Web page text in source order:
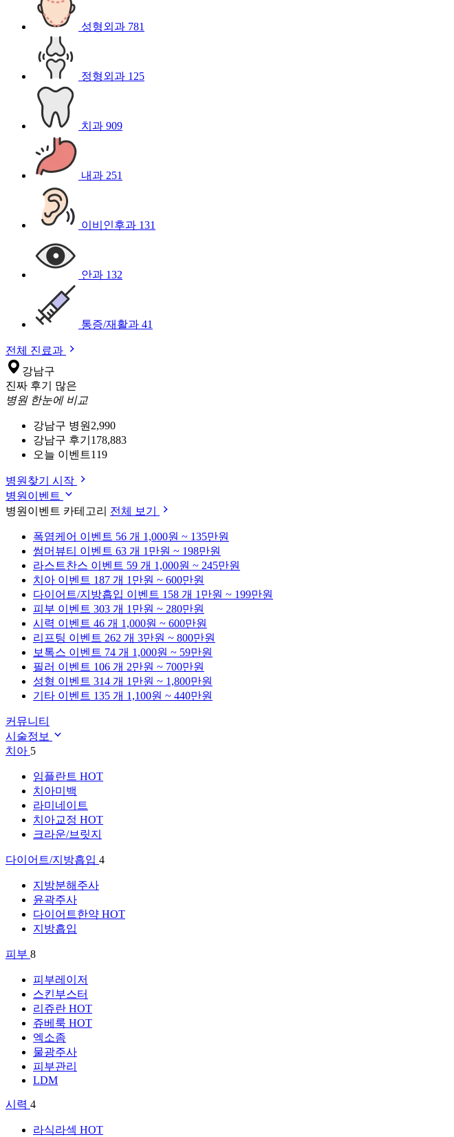
성형외과 781
정형외과 125
치과 909
내과 251
이비인후과 131
안과 132
통증/재활과 41
전체 진료과
강남구
진짜 후기 많은
병원 한눈에 비교
강남구 병원 2,990
강남구 후기 178,883
오늘 이벤트119
병원찾기 시작
병원이벤트
병원이벤트 카테고리 전체 보기
폭염케어 이벤트 56 개 1,000원 ~ 135만원
썸머뷰티 이벤트 63 개 1만원 ~ 198만원
라스트찬스 이벤트 59 개 1,000원 ~ 245만원
치아 이벤트 187 개 1만원 ~ 600만원
다이어트/지방흡입 이벤트 158 개 1만원 ~ 199만원
피부 이벤트 303 개 1만원 ~ 280만원
시력 이벤트 46 개 1,000원 ~ 600만원
리프팅 이벤트 262 개 3만원 ~ 800만원
보톡스 이벤트 74 개 1,000원 ~ 59만원
필러 이벤트 106 개 2만원 ~ 700만원
성형 이벤트 314 개 1만원 ~ 1,800만원
기타 이벤트 135 개 1,100원 ~ 440만원
커뮤니티
시술정보
치아 5
임플란트 HOT
치아미백
라미네이트
치아교정 HOT
크라운/브릿지
다이어트/지방흡입 4
지방분해주사
윤곽주사
다이어트한약 HOT
지방흡입
피부 8
피부레이저
스킨부스터
리쥬란 HOT
쥬베룩 HOT
엑소좀
물광주사
피부관리
LDM
시력 4
라식라섹 HOT